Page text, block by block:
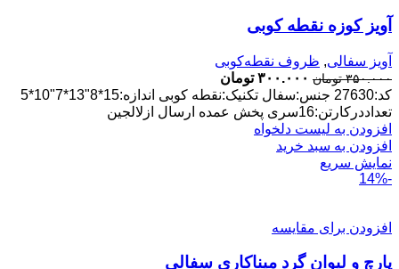
آویز کوزه نقطه کوبی
آویز سفالی, ظروف نقطه‌کوبی
۳۵۰.۰۰۰ تومان قیمت
اصلی:
۳۵۰.۰۰۰ تومان
بود.
۳۰۰.۰۰۰ تومان
فعلی:
۳۰۰.۰۰۰ تومان.
کد:27630 جنس:سفال تکنیک:نقطه کوبی اندازه:15*8"13*7"10*5
تعداددرکارتن:16سری پخش عمده ارسال ازلالجین
افزودن به لیست دلخواه
افزودن به سبد خرید
نمایش سریع
-14%
افزودن برای مقایسه
پارچ و لیوان گرد میناکاری سفالی